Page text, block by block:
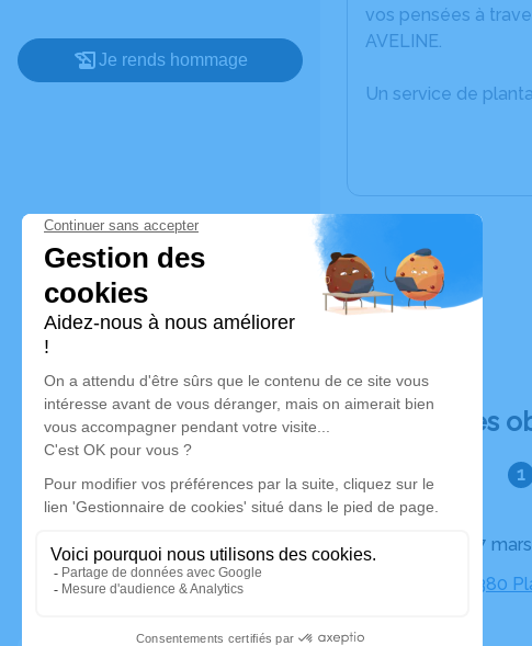
Je rends hommage
vos pensées à
AVELINE.
Un service de
Déroulé des
Le lundi 17
Eglise, 10380